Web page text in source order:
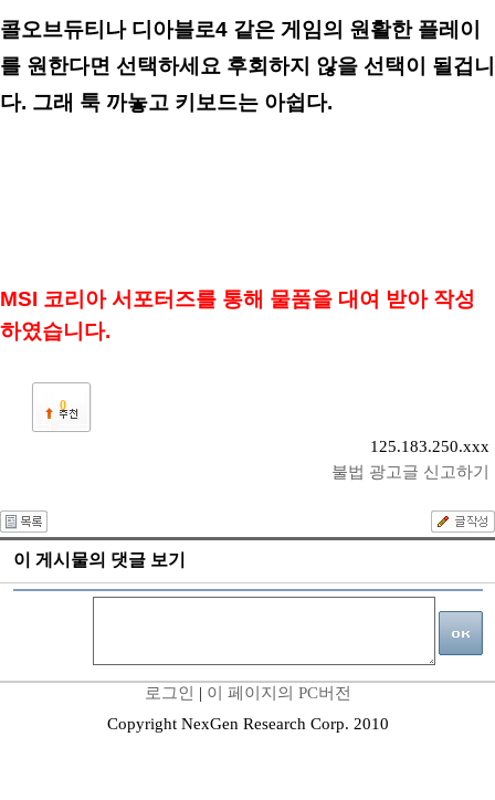
콜오브듀티나 디아블로4 같은 게임의 원활한 플레이
를 원한다면 선택하세요 후회하지 않을 선택이 될겁니
다. 그래 툭 까놓고 키보드는 아쉽다.
MSI 코리아 서포터즈를 통해 물품을 대여 받아 작성
하였습니다.
0
125.183.250.xxx
불법 광고글 신고하기
이 게시물의 댓글 보기
로그인 | 이 페이지의 PC버전
Copyright NexGen Research Corp. 2010